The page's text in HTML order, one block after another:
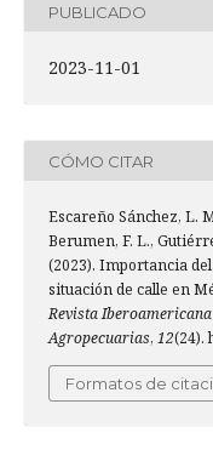
PUBLICADO
2023-11-01
CÓMO CITAR
Escareño Sánchez, L.
Berumen, F. L.,
(2023). Importancia
situación de calle en
Revista
Agropecuarias, 12(24).
Formatos de